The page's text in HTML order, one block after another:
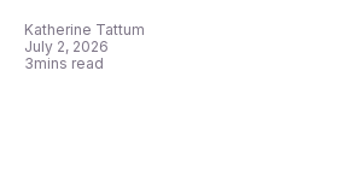
Katherine Tattum
July 2, 2026
3mins read